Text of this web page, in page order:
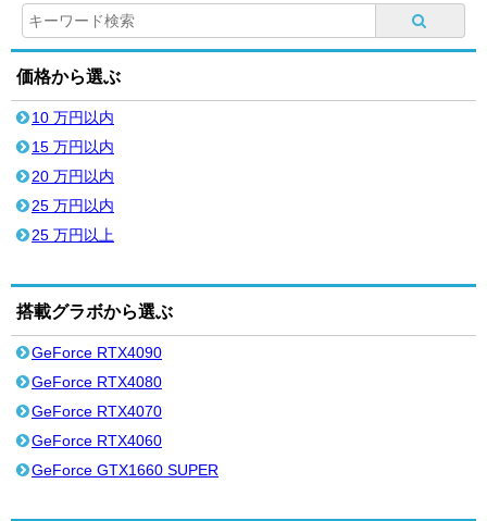
価格から選ぶ
10 万円以内
15 万円以内
20 万円以内
25 万円以内
25 万円以上
搭載グラボから選ぶ
GeForce RTX4090
GeForce RTX4080
GeForce RTX4070
GeForce RTX4060
GeForce GTX1660 SUPER